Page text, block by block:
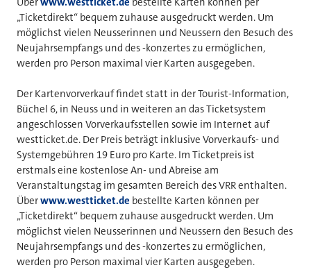
„Ticketdirekt“ bequem zuhause ausgedruckt werden. Um
möglichst vielen Neusserinnen und Neussern den Besuch des
Neujahrsempfangs und des -konzertes zu ermöglichen,
werden pro Person maximal vier Karten ausgegeben.
Der Kartenvorverkauf findet statt in der Tourist-Information,
Büchel 6, in Neuss und in weiteren an das Ticketsystem
angeschlossen Vorverkaufsstellen sowie im Internet auf
westticket.de. Der Preis beträgt inklusive Vorverkaufs- und
Systemgebühren 19 Euro pro Karte. Im Ticketpreis ist
erstmals eine kostenlose An- und Abreise am
Veranstaltungstag im gesamten Bereich des VRR enthalten.
Überwww.westticket.de bestellte Karten können per
„Ticketdirekt“ bequem zuhause ausgedruckt werden. Um
möglichst vielen Neusserinnen und Neussern den Besuch des
Neujahrsempfangs und des -konzertes zu ermöglichen,
werden pro Person maximal vier Karten ausgegeben.